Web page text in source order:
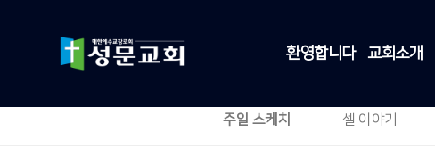
환영합니다 교회소개
주일 스케치 셀 이야기